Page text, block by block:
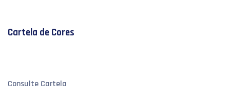
Cartela de Cores
Consulte Cartela